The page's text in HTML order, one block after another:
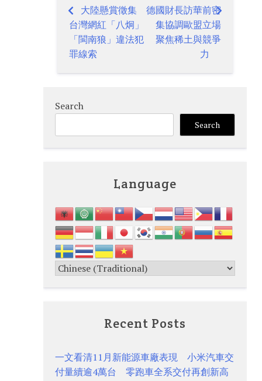
Post
navigation
大陸懸賞徵集
台灣網紅「八炯」
「閩南狼」違法犯
罪線索
德國財長訪華前密
集協調歐盟立場
聚焦稀土與競爭
力
Search
Search
Language
Recent Posts
一文看清11月新能源車廠表現 小米汽車交
付量續逾4萬台 零跑車全系交付再創新高